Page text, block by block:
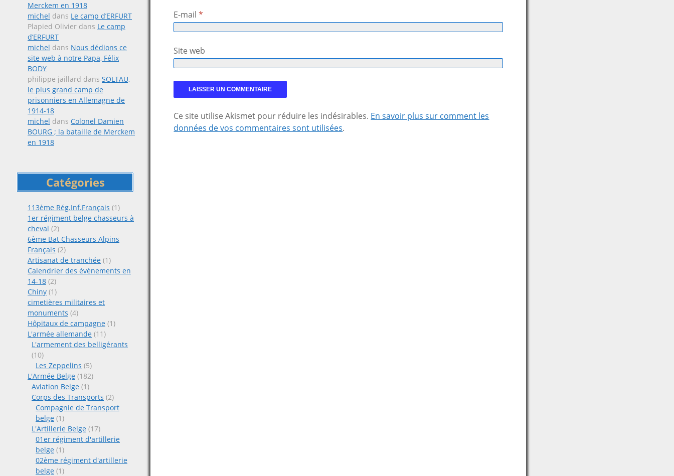
Merckem en 1918
michel dans Le camp d’ERFURT
Plapied Olivier dans Le camp
d’ERFURT
michel dans Nous dédions ce
site web à notre Papa, Félix
BODY
philippe jaillard dans SOLTAU,
le plus grand camp de
prisonniers en Allemagne de
1914-18
michel dans Colonel Damien
BOURG ; la bataille de Merckem
en 1918
Catégories
113ème Rég.Inf.Français (1)
1er régiment belge chasseurs à
cheval (2)
6ème Bat Chasseurs Alpins
Français (2)
Artisanat de tranchée (1)
Calendrier des évènements en
14-18 (2)
Chiny (1)
cimetières militaires et
monuments (4)
Hôpitaux de campagne (1)
L'armée allemande (11)
L'armement des belligérants
(10)
Les Zeppelins (5)
L'Armée Belge (182)
Aviation Belge (1)
Corps des Transports (2)
Compagnie de Transport
belge (1)
L'Artillerie Belge (17)
01er régiment d'artillerie
belge (1)
02ème régiment d'artillerie
belge (1)
E-mail*
Site web
Ce site utilise Akismet pour réduire les indésirables. En savoir plus sur comment les
données de vos commentaires sont utilisées.